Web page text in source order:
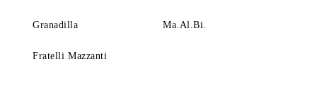
Granadilla Ma.Al.Bi.
Fratelli Mazzanti